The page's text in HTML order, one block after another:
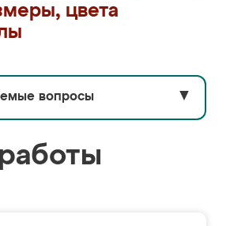
цвета
вопросы ▼